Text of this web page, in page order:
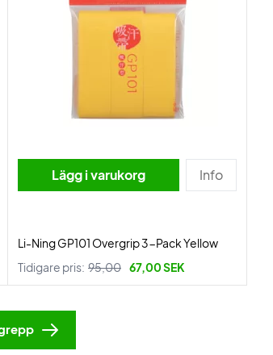
Lägg i varukorg Info
Li-Ning GP101 Overgrip 3-Pack Yellow
Tidigare pris: 95,00 67,00 SEK